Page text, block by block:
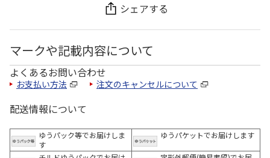
シェアする
マークや記載内容について
よくあるお問い合わせ
お支払い方法 注文のキャンセルについて
配送情報について
ゆうパック等でお届けしま
す
ゆうパケットでお届けします